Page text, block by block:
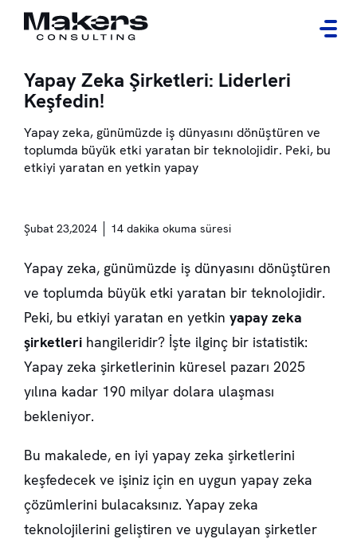
Yapay Zeka Şirketleri: Liderleri
Keşfedin!
Yapay zeka, günümüzde iş dünyasını dönüştüren ve
toplumda büyük etki yaratan bir teknolojidir. Peki, bu
etkiyi yaratan en yetkin yapay
Şubat 23,2024 14 dakika okuma süresi
Yapay zeka, günümüzde iş dünyasını dönüştüren
ve toplumda büyük etki yaratan bir teknolojidir.
Peki, bu etkiyi yaratan en yetkin yapay zeka
şirketleri hangileridir? İşte ilginç bir istatistik:
Yapay zeka şirketlerinin küresel pazarı 2025
yılına kadar 190 milyar dolara ulaşması
bekleniyor.
Bu makalede, en iyi yapay zeka şirketlerini
keşfedecek ve işiniz için en uygun yapay zeka
çözümlerini bulacaksınız. Yapay zeka
teknolojilerini geliştiren ve uygulayan şirketler